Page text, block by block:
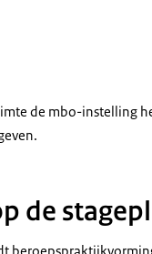
de mbo-instelling
de